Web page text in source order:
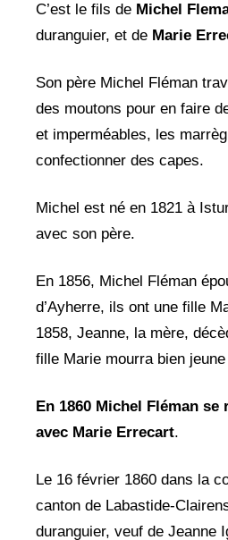
C’est le fils de Michel
duranguier, et de Marie
Son père Michel Fléman
des moutons pour en faire
et imperméables, les
confectionner des capes.
Michel est né en 1821 à
avec son père.
En 1856, Michel Fléman
d’Ayherre, ils ont une fille
1858, Jeanne, la mère,
fille Marie mourra bien
En 1860 Michel Fléman
avec Marie Errecart.
Le 16 février 1860 dans la
canton de Labastide-
duranguier, veuf de Jeanne